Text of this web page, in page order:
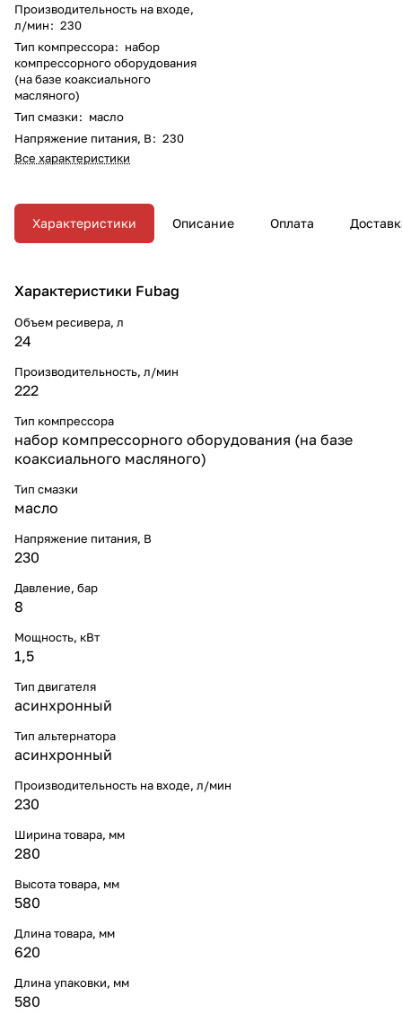
Производительность на входе,
л/мин: 230
Тип компрессора: набор
компрессорного оборудования
(на базе коаксиального
масляного)
Тип смазки: масло
Напряжение питания, В: 230
Все характеристики
Характеристики Описание Оплата
Характеристики Fubag
Объем ресивера, л
24
Производительность, л/мин
222
Тип компрессора
набор компрессорного оборудования (на базе
коаксиального масляного)
Тип смазки
масло
Напряжение питания, В
230
Давление, бар
8
Мощность, кВт
1,5
Тип двигателя
асинхронный
Тип альтернатора
асинхронный
Производительность на входе, л/мин
230
Ширина товара, мм
280
Высота товара, мм
580
Длина товара, мм
620
Длина упаковки, мм
580